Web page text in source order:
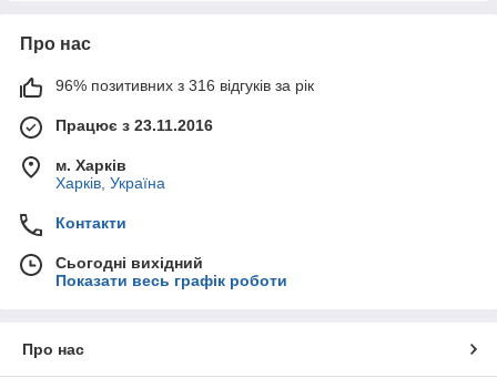
Про нас
96% позитивних з 316 відгуків за рік
Працює з 23.11.2016
м. Харків
Харків, Україна
Контакти
Сьогодні вихідний
Показати весь графік роботи
Про нас